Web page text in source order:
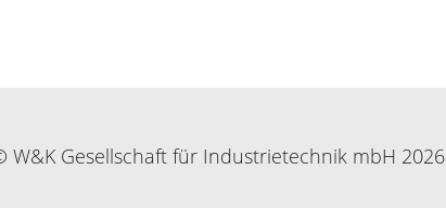
W&K Gesellschaft für Industrietechnik mbH 2026